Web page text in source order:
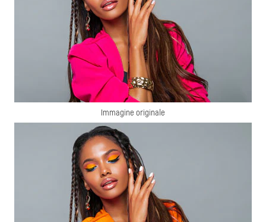
Immagine originale